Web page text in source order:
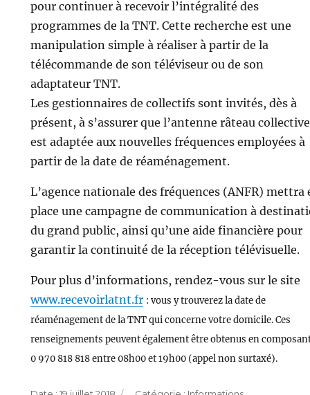
pour continuer à recevoir l’intégralité des
programmes de la TNT. Cette recherche est une
manipulation simple à réaliser à partir de la
télécommande de son téléviseur ou de son
adaptateur TNT.
Les gestionnaires de collectifs sont invités, dès à
présent, à s’assurer que l’antenne râteau collective
est adaptée aux nouvelles fréquences employées à
partir de la date de réaménagement.
L’agence nationale des fréquences (ANFR) mettra
place une campagne de communication à
du grand public, ainsi qu’une aide financière pour
garantir la continuité de la réception télévisuelle.
Pour plus d’informations, rendez-vous sur le site
www.recevoirlatnt.fr : vous y trouverez la date de
réaménagement de la TNT qui concerne votre domicile. Ces
renseignements peuvent également être obtenus en
0 970 818 818 entre 08h00 et 19h00 (appel non surtaxé).
Publié
Catégories